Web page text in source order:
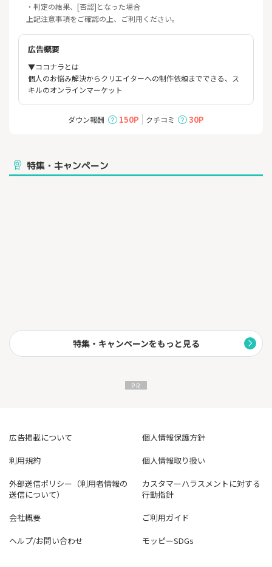
・判定の結果、[否認]となった場合
上記注意事項をご確認の上、ご利用ください。
広告概要
▼ココナラとは
個人のお悩み解決からクリエイターへの制作依頼までできる、ス
キルのオンラインマーケット
ダウン報酬 150P クチコミ 30P
特集・キャンペーン
特集・キャンペーンをもっと見る
広告掲載について
個人情報保護方針
利用規約
個人情報取り扱い
外部送信ポリシー（利用者情報の
送信について）
カスタマーハラスメントに対する
行動指針
会社概要
ご利用ガイド
ヘルプ/お問い合わせ
モッピーSDGs